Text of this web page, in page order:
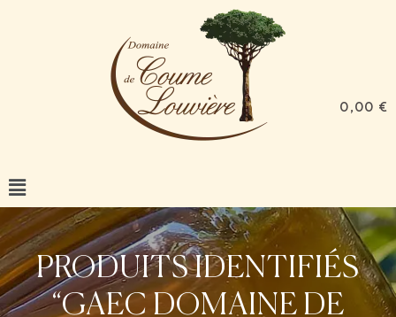
0,00 €
PRODUITS IDENTIFIÉS
“GAEC DOMAINE DE